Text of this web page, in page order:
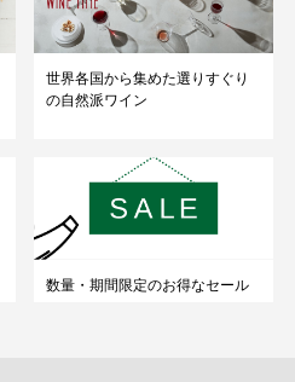
世界各国から集めた選りすぐり
の自然派ワイン
数量・期間限定のお得なセール